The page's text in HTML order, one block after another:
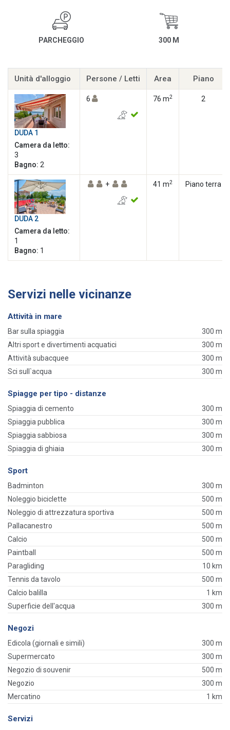
PARCHEGGIO 300 M
Unità d'alloggio Persone / Letti Area Piano
DUDA 1
Camera da letto:
3
Bagno: 2
6 76 m2 2
DUDA 2
Camera da letto:
1
Bagno: 1
+ 41 m2 Piano terra
Servizi nelle vicinanze
Attività in mare
Bar sulla spiaggia
300 m
Altri sport e divertimenti acquatici
300 m
Attività subacquee
300 m
Sci sull`acqua
300 m
Spiagge per tipo - distanze
Spiaggia di cemento
300 m
Spiaggia pubblica
300 m
Spiaggia sabbiosa
300 m
Spiaggia di ghiaia
300 m
Sport
Badminton
300 m
Noleggio biciclette
500 m
Noleggio di attrezzatura sportiva
500 m
Pallacanestro
500 m
Calcio
500 m
Paintball
500 m
Paragliding
10 km
Tennis da tavolo
500 m
Calcio balilla
1 km
Superficie dell'acqua
300 m
Negozi
Edicola (giornali e simili)
300 m
Supermercato
300 m
Negozio di souvenir
500 m
Negozio
300 m
Mercatino
1 km
Servizi